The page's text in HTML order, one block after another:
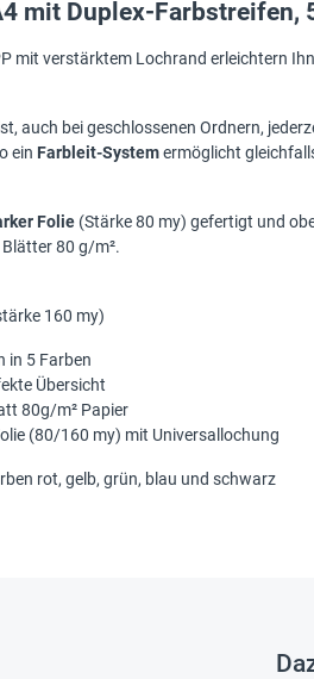
mit Duplex-Farbstreifen,
mit verstärktem Lochrand erleichtern
auch bei geschlossenen Ordnern,
ein Farbleit-Systemermöglicht
Folie (Stärke 80 my) gefertigt und
80 g/m².
160 my)
in 5 Farben
Übersicht
80g/m² Papier
(80/160 my) mit Universallochung
rot, gelb, grün, blau und schwarz